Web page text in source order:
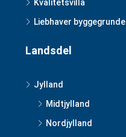
Kvalitetsvilla
Liebhaver byggegrunde
Landsdel
Jylland
Midtjylland
Nordjylland